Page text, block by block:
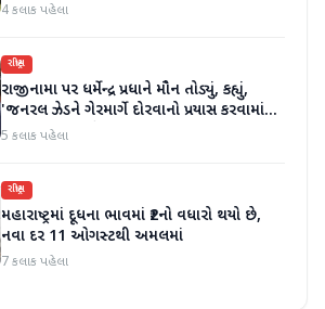
4 કલાક પહેલા
રાષ્ટ્રીય
રાજીનામા પર ધર્મેન્દ્ર પ્રધાને મૌન તોડ્યું, કહ્યું,
'જનરલ ઝેડને ગેરમાર્ગે દોરવાનો પ્રયાસ કરવામાં
આવ્યો, મારા માટે પદ મહત્વનું નથી'
5 કલાક પહેલા
રાષ્ટ્રીય
મહારાષ્ટ્રમાં દૂધના ભાવમાં ₹2નો વધારો થયો છે,
નવા દર 11 ઓગસ્ટથી અમલમાં
7 કલાક પહેલા